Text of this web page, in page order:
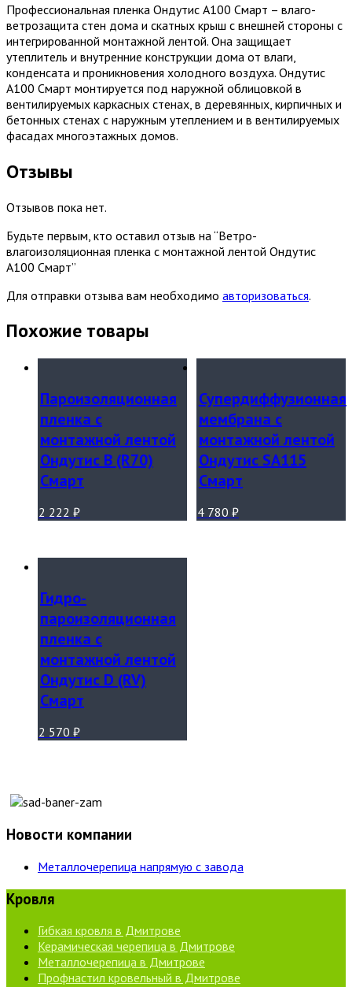
Профессиональная пленка Ондутис А100 Смарт – влаго-
ветрозащита стен дома и скатных крыш с внешней стороны с
интегрированной монтажной лентой. Она защищает
утеплитель и внутренние конструкции дома от влаги,
конденсата и проникновения холодного воздуха. Ондутис
А100 Смарт монтируется под наружной облицовкой в
вентилируемых каркасных стенах, в деревянных, кирпичных и
бетонных стенах с наружным утеплением и в вентилируемых
фасадах многоэтажных домов.
Отзывы
Отзывов пока нет.
Будьте первым, кто оставил отзыв на “Ветро-
влагоизоляционная пленка с монтажной лентой Ондутис
А100 Смарт”
Для отправки отзыва вам необходимо авторизоваться.
Похожие товары
Пароизоляционная
пленка с
монтажной лентой
Ондутис B (R70)
Смарт
2 222 ₽
Супердиффузионная
мембрана с
монтажной лентой
Ондутис SA115
Смарт
4 780 ₽
Гидро-
пароизоляционная
пленка с
монтажной лентой
Ондутис D (RV)
Смарт
2 570 ₽
Новости компании
Металлочерепица напрямую с завода
Кровля
Гибкая кровля в Дмитрове
Керамическая черепица в Дмитрове
Металлочерепица в Дмитрове
Профнастил кровельный в Дмитрове